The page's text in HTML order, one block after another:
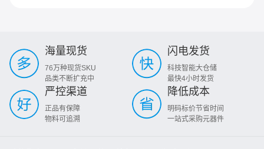
海量现货
76万种现货SKU
品类不断扩充中
闪电发货
科技智能大仓储
最快4小时发货
严控渠道
正品有保障
物料可追溯
降低成本
明码标价节省时间
一站式采购元器件